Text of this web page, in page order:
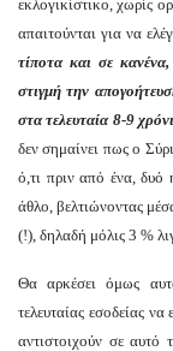
εκλογικίστικο, χωρίς
απαιτούνται για να
τίποτα και σε
στιγμή την
στα τελευταία 8-9
δεν σημαίνει πως ο
ό,τι πριν από ένα, δυό
άθλο, βελτιώνοντας
(!), δηλαδή μόλις 3 %
Θα αρκέσει όμως
τελευταίας εσοδείας
αντιστοιχούν σε αυτό